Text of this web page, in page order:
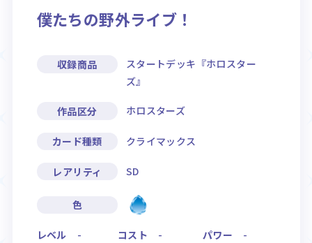
僕たちの野外ライブ！
収録商品
スタートデッキ『ホロスター
ズ』
作品区分 ホロスターズ
カード種類 クライマックス
レアリティ SD
色
レベル - コスト - パワー
-